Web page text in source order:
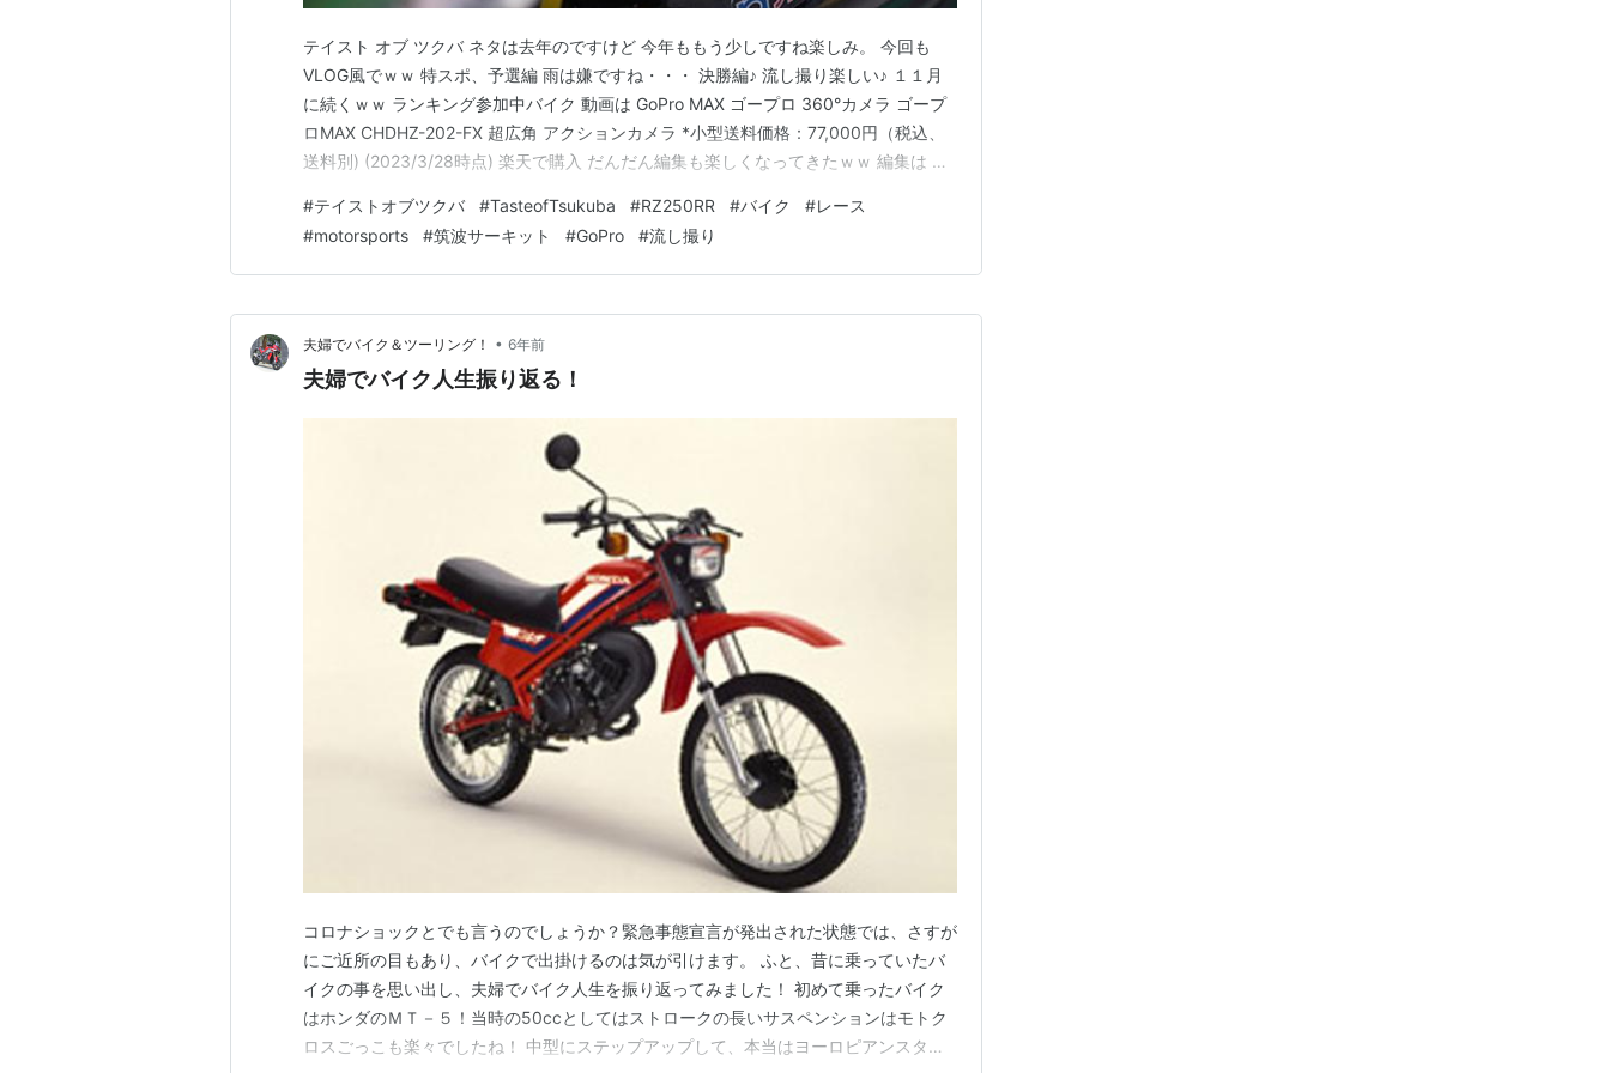
テイスト オブ ツクバ ネタは去年のですけど 今年ももう少しですね楽しみ。 今回も
VLOG風でｗｗ 特スポ、予選編 雨は嫌ですね・・・ 決勝編♪ 流し撮り楽しい♪ １１月
に続くｗｗ ランキング参加中バイク 動画は GoPro MAX ゴープロ 360°カメラ ゴープ
ロMAX CHDHZ-202-FX 超広角 アクションカメラ *小型送料価格：77,000円（税込、
送料別) (2023/3/28時点) 楽天で購入 だんだん編集も楽しくなってきたｗｗ 編集は サ
(2023/3/…
#テイストオブツクバ #TasteofTsukuba #RZ250RR #バイク #レース
#motorsports #筑波サーキット #GoPro #流し撮り
夫婦でバイク＆ツーリング！ • 6年前
夫婦でバイク人生振り返る！
コロナショックとでも言うのでしょうか？緊急事態宣言が発出された状態では、さすが
にご近所の目もあり、バイクで出掛けるのは気が引けます。 ふと、昔に乗っていたバ
イクの事を思い出し、夫婦でバイク人生を振り返ってみました！ 初めて乗ったバイク
はホンダのＭＴ－５！当時の50ccとしてはストロークの長いサスペンションはモトク
ロスごっこも楽々でしたね！ 中型にステップアップして、本当はヨーロピアンスタイ